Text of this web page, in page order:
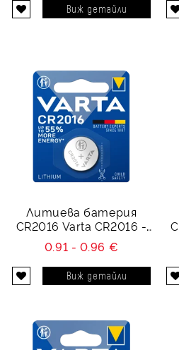
Виж детайли
Литиева батерия
CR2016 Varta CR2016 -
3V
0.91 - 0.96 €
Виж детайли